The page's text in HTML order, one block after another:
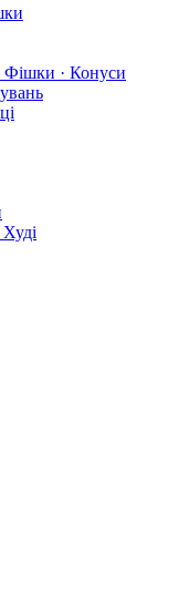
Фішки · Конуси